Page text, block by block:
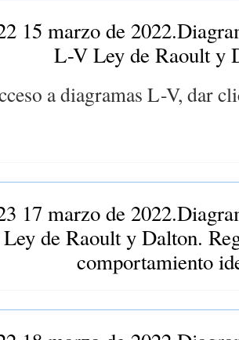
15 marzo de
L-V Ley de Raoult y
a diagramas L-V, dar
17 marzo de
de Raoult y Dalton.
comportamiento